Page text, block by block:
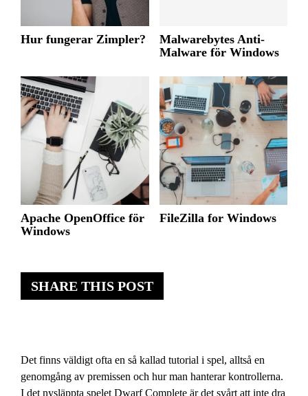
SHARE THIS POST
Det finns väldigt ofta en så kallad tutorial i spel, alltså en
genomgång av premissen och hur man hanterar kontrollerna.
I det nysläppta spelet Dwarf Complete är det svårt att inte dra
Hur fungerar Zimpler?
Malwarebytes Anti-
Malware för Windows
Apache OpenOffice för
Windows
FileZilla for Windows